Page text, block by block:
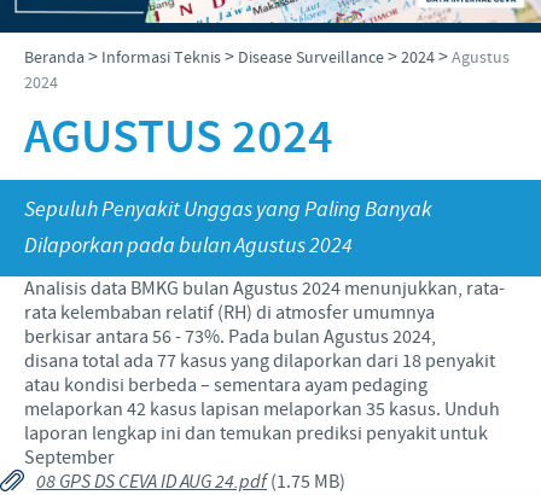
Ceva Indonesia
Sejarah kami
Nilai-nilai kami
Penelitian dan Pengembangan
Produksi
Keberadaan Ceva di dunia
Hubungi Kami
Daftar Produk
Babi
Sapi
INFORMASI TEKNIS
Disease Surveillance
BERITA & MEDIA
Berita Kegiatan
PERAN & TANGGUNG JAWAB
Fokus pada peranan
Kerja sama bisnis dan ilmiah
Kontribusi
Program pendukung
KARIR
Pekerjaan utama kami
Lowongan Pekerjaan
Proses perekrutan kami
Pengembangan Diri
Beranda> Informasi Teknis> Disease Surveillance>2024>Agustus
2024
AGUSTUS 2024
Sepuluh Penyakit Unggas yang Paling Banyak
Dilaporkan pada bulan Agustus 2024
Analisis data BMKG bulan Agustus 2024 menunjukkan, rata-
rata kelembaban relatif (RH) di atmosfer umumnya
berkisar antara 56 - 73%. Pada bulan Agustus 2024,
disana total ada 77 kasus yang dilaporkan dari 18 penyakit
atau kondisi berbeda – sementara ayam pedaging
melaporkan 42 kasus lapisan melaporkan 35 kasus. Unduh
laporan lengkap ini dan temukan prediksi penyakit untuk
September
08 GPS DS CEVA ID AUG 24.pdf(1.75 MB)